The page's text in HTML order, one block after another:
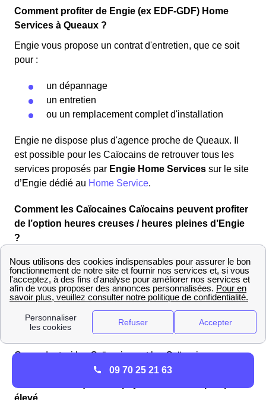
Comment profiter de Engie (ex EDF-GDF) Home
Services à Queaux ?
Engie vous propose un contrat d'entretien, que ce soit
pour :
un dépannage
un entretien
ou un remplacement complet d'installation
Engie ne dispose plus d'agence proche de Queaux. Il
est possible pour les Caïocains de retrouver tous les
services proposés par Engie Home Services sur le site
d’Engie dédié au Home Service.
Comment les Caïocaines Caïocains peuvent profiter
de l’option heures creuses / heures pleines d’Engie
?
Les heures creuses Engieà Queaux sont disponibles
dans l’offre Elec Référence Verte 1 an. Les habitants de
Queaux (86150) profitent ainsi d’untarif avantageux du
kWh durant une période de la journée, généralement
située entre midi et 17h, ainsi que la nuit, de 20h à 8h, la
plupart du temps.
Cependant, si les Caïocaines et les Caïocains
consomment leur électricité durant les heures pleines,
09 70 25 21 63